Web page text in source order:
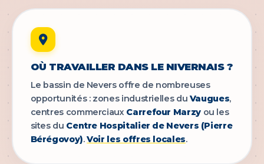
OÙ TRAVAILLER DANS LE NIVERNAIS ?
Le bassin de Nevers offre de nombreuses
opportunités : zones industrielles du Vaugues,
centres commerciaux Carrefour Marzyou les
sites du Centre Hospitalier de Nevers (Pierre
Bérégovoy).Voir les offres locales.